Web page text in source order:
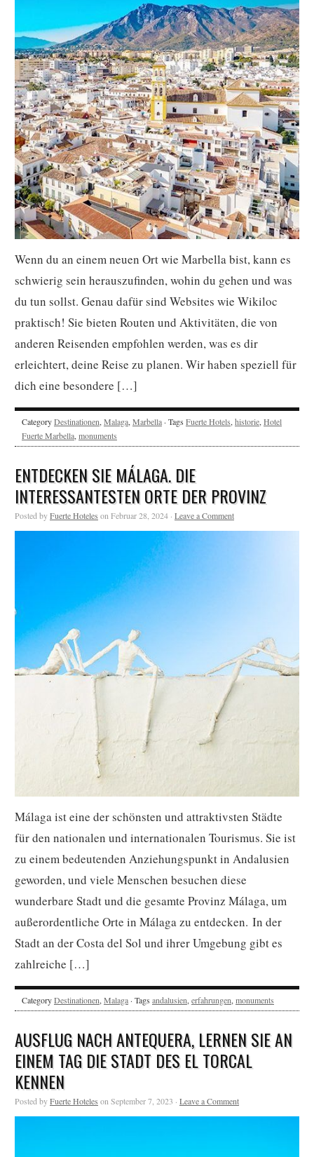
Wenn du an einem neuen Ort wie Marbella bist, kann es
schwierig sein herauszufinden, wohin du gehen und was
du tun sollst. Genau dafür sind Websites wie Wikiloc
praktisch! Sie bieten Routen und Aktivitäten, die von
anderen Reisenden empfohlen werden, was es dir
erleichtert, deine Reise zu planen. Wir haben speziell für
dich eine besondere […]
CategoryDestinationen, Malaga, Marbella · Tags Fuerte Hotels, historie, Hotel
Fuerte Marbella, monuments
ENTDECKEN SIE MÁLAGA. DIE
INTERESSANTESTEN ORTE DER PROVINZ
Posted byFuerte Hoteles on Februar 28, 2024 · Leave a Comment
Málaga ist eine der schönsten und attraktivsten Städte
für den nationalen und internationalen Tourismus. Sie ist
zu einem bedeutenden Anziehungspunkt in Andalusien
geworden, und viele Menschen besuchen diese
wunderbare Stadt und die gesamte Provinz Málaga, um
außerordentliche Orte in Málaga zu entdecken. In der
Stadt an der Costa del Sol und ihrer Umgebung gibt es
zahlreiche […]
CategoryDestinationen, Malaga · Tags andalusien, erfahrungen, monuments
AUSFLUG NACH ANTEQUERA, LERNEN SIE AN
EINEM TAG DIE STADT DES EL TORCAL
KENNEN
Posted byFuerte Hoteles on September 7, 2023 · Leave a Comment